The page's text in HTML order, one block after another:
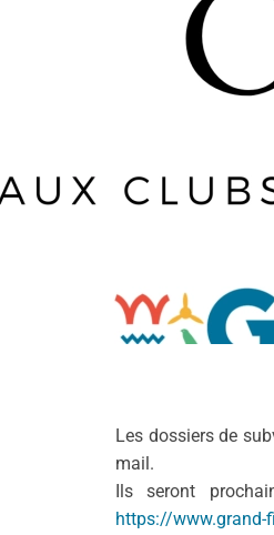
Les dossiers de
mail.
Ils seront
https://